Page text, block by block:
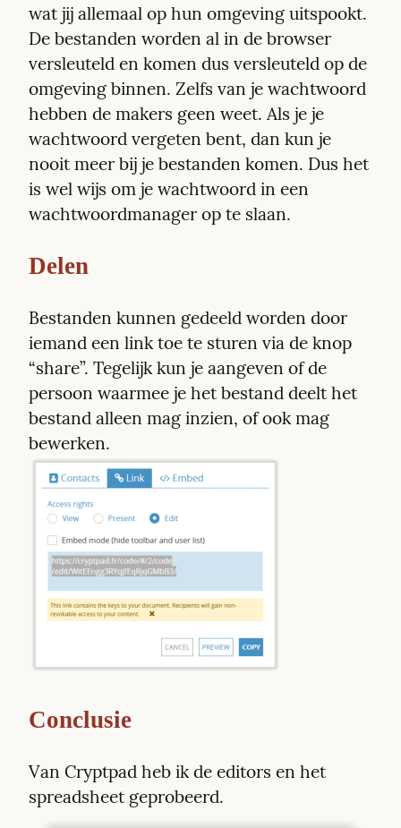
wat jij allemaal op hun omgeving uitspookt.
De bestanden worden al in de browser
versleuteld en komen dus versleuteld op de
omgeving binnen. Zelfs van je wachtwoord
hebben de makers geen weet. Als je je
wachtwoord vergeten bent, dan kun je
nooit meer bij je bestanden komen. Dus het
is wel wijs om je wachtwoord in een
wachtwoordmanager op te slaan.
Delen
Bestanden kunnen gedeeld worden door
iemand een link toe te sturen via de knop
“share”. Tegelijk kun je aangeven of de
persoon waarmee je het bestand deelt het
bestand alleen mag inzien, of ook mag
Conclusie
Van Cryptpad heb ik de editors en het